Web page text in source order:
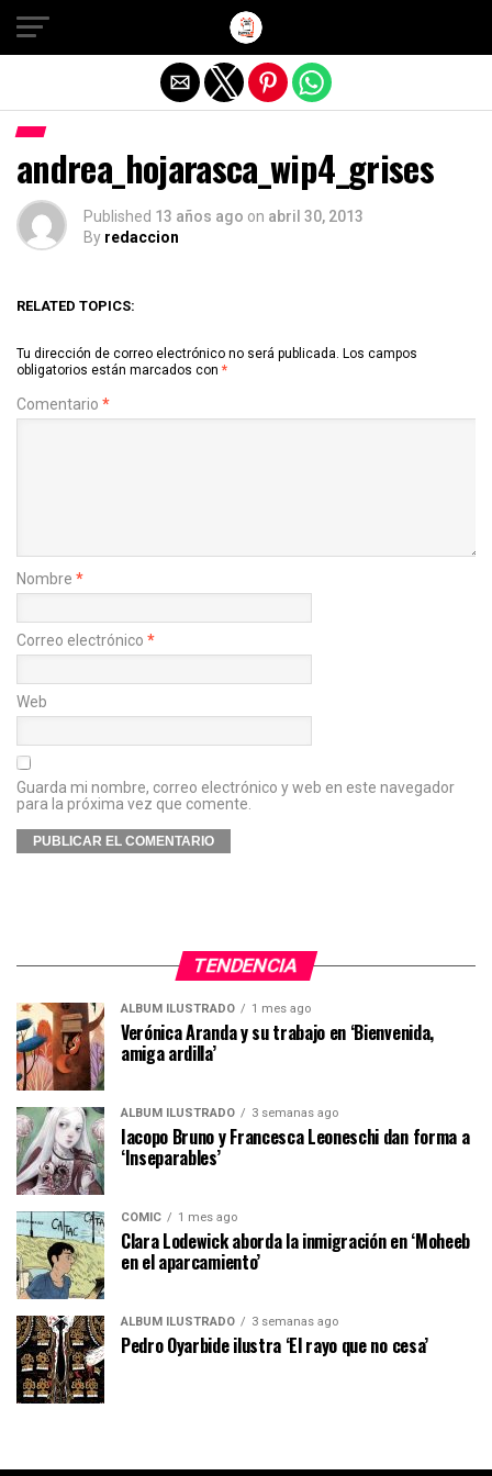
andrea_hojarasca_wip4_grises
Published 13 años ago on abril 30, 2013
By redaccion
RELATED TOPICS:
Tu dirección de correo electrónico no será publicada. Los campos
obligatorios están marcados con *
Comentario *
Nombre *
Correo electrónico *
Web
Guarda mi nombre, correo electrónico y web en este navegador
para la próxima vez que comente.
TENDENCIA
ÁLBUM ILUSTRADO 1 mes ago
Verónica Aranda y su trabajo en ‘Bienvenida,
amiga ardilla’
ÁLBUM ILUSTRADO 3 semanas ago
Iacopo Bruno y Francesca Leoneschi dan forma a
‘Inseparables’
CÓMIC 1 mes ago
Clara Lodewick aborda la inmigración en ‘Moheeb
en el aparcamiento’
ÁLBUM ILUSTRADO 3 semanas ago
Pedro Oyarbide ilustra ‘El rayo que no cesa’
Salir de la versión móvil